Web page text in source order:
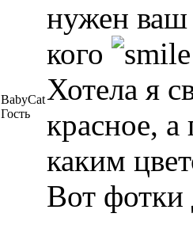
BabyCat
Гость
нужен ваш
кого
Хотела я
красное, а
каким
Вот фотки